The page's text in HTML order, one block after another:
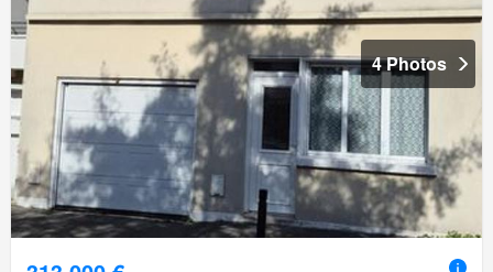
4 Photos